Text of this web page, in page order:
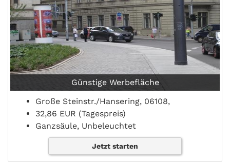
Günstige Werbefläche
Große Steinstr./Hansering, 06108,
32,86 EUR (Tagespreis)
Ganzsäule, Unbeleuchtet
Jetzt starten